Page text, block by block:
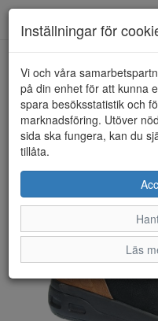
HEM BUGATTI
Inställningar för
Vi och våra
på din enhet för att kunna
spara besöksstatistik och
marknadsföring. Utöver
sida ska fungera, kan du
tillåta.
Läs